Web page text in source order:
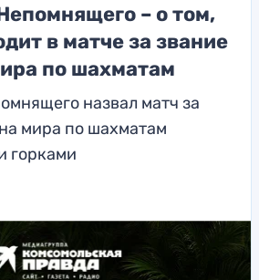
– о том,
в матче за звание
по шахматам
назвал матч за
мира по шахматам
горками